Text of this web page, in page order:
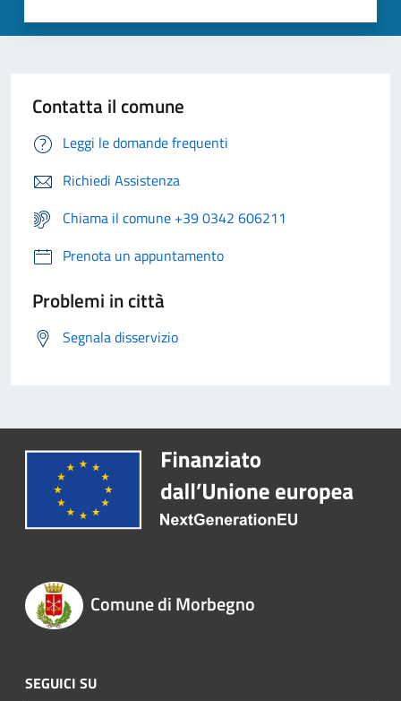
Contatta il comune
Leggi le domande frequenti
Richiedi Assistenza
Chiama il comune +39 0342 606211
Prenota un appuntamento
Problemi in città
Segnala disservizio
Comune di Morbegno
SEGUICI SU